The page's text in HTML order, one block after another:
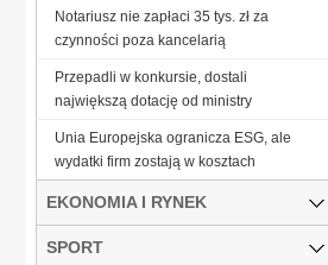
Notariusz nie zapłaci 35 tys. zł za
czynności poza kancelarią
Przepadli w konkursie, dostali
największą dotację od ministry
Unia Europejska ogranicza ESG, ale
wydatki firm zostają w kosztach
EKONOMIA I RYNEK
SPORT